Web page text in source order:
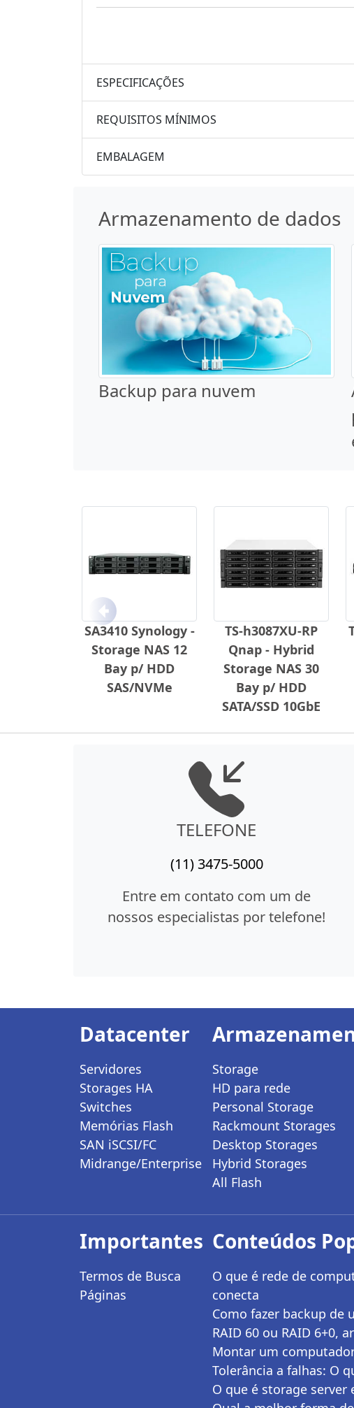
ESPECIFICAÇÕES
REQUISITOS MÍNIMOS
EMBALAGEM
Armazenamento de dados
Backup para nuvem
SA3410 Synology -
Storage NAS 12
Bay p/ HDD
SAS/NVMe
TS-h3087XU-RP
Qnap - Hybrid
Storage NAS 30
Bay p/ HDD
SATA/SSD 10GbE
Anterior
TELEFONE
(11) 3475-5000
Entre em contato com um de
nossos especialistas por telefone!
Datacenter
Servidores
Storages HA
Switches
Memórias Flash
SAN iSCSI/FC
Midrange/Enterprise
Storage
HD para rede
Personal Storage
Rackmount Storages
Desktop Storages
Hybrid Storages
All Flash
Importantes
Termos de Busca
Páginas
Conteúdos
O que é rede de
conecta
Como fazer backup de
RAID 60 ou RAID 6+0,
Montar um
Tolerância a falhas: O
O que é storage server